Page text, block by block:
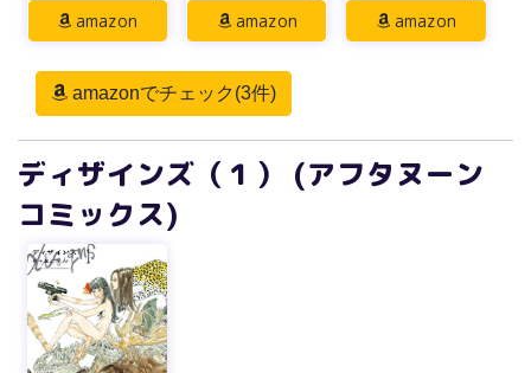
amazon
amazon
amazon
amazonでチェック(3件)
ディザインズ（１） (アフタヌーン
コミックス)